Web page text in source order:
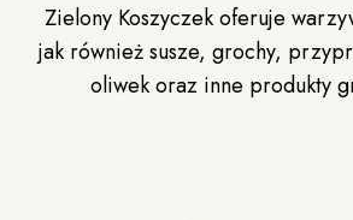
Zielony Koszyczek oferuje
jak również susze, grochy,
oliwek oraz inne produkty